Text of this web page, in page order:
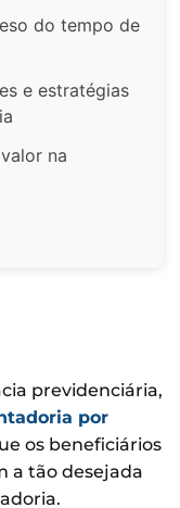
do tempo de
e estratégias
na
previdenciária,
por
os beneficiários
a tão desejada